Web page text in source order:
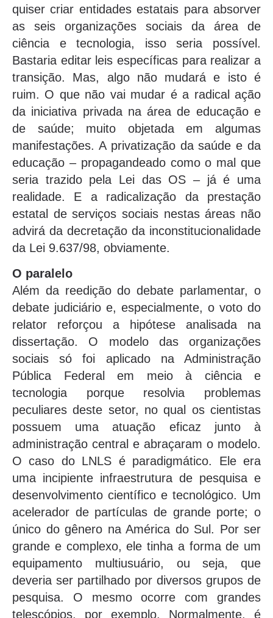
quiser criar entidades estatais para absorver
as seis organizações sociais da área de
ciência e tecnologia, isso seria possível.
Bastaria editar leis específicas para realizar a
transição. Mas, algo não mudará e isto é
ruim. O que não vai mudar é a radical ação
da iniciativa privada na área de educação e
de saúde; muito objetada em algumas
manifestações. A privatização da saúde e da
educação – propagandeado como o mal que
seria trazido pela Lei das OS – já é uma
realidade. E a radicalização da prestação
estatal de serviços sociais nestas áreas não
advirá da decretação da inconstitucionalidade
da Lei 9.637/98, obviamente.
O paralelo
Além da reedição do debate parlamentar, o
debate judiciário e, especialmente, o voto do
relator reforçou a hipótese analisada na
dissertação. O modelo das organizações
sociais só foi aplicado na Administração
Pública Federal em meio à ciência e
tecnologia porque resolvia problemas
peculiares deste setor, no qual os cientistas
possuem uma atuação eficaz junto à
administração central e abraçaram o modelo.
O caso do LNLS é paradigmático. Ele era
uma incipiente infraestrutura de pesquisa e
desenvolvimento científico e tecnológico. Um
acelerador de partículas de grande porte; o
único do gênero na América do Sul. Por ser
grande e complexo, ele tinha a forma de um
equipamento multiusuário, ou seja, que
deveria ser partilhado por diversos grupos de
pesquisa. O mesmo ocorre com grandes
telescópios, por exemplo. Normalmente, é